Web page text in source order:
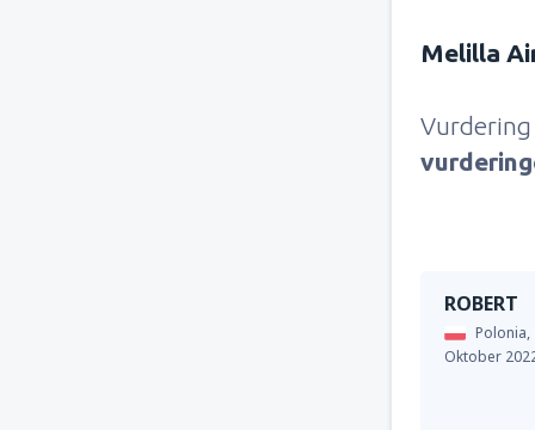
Melilla
ROBERT
Polonia,
Oktober